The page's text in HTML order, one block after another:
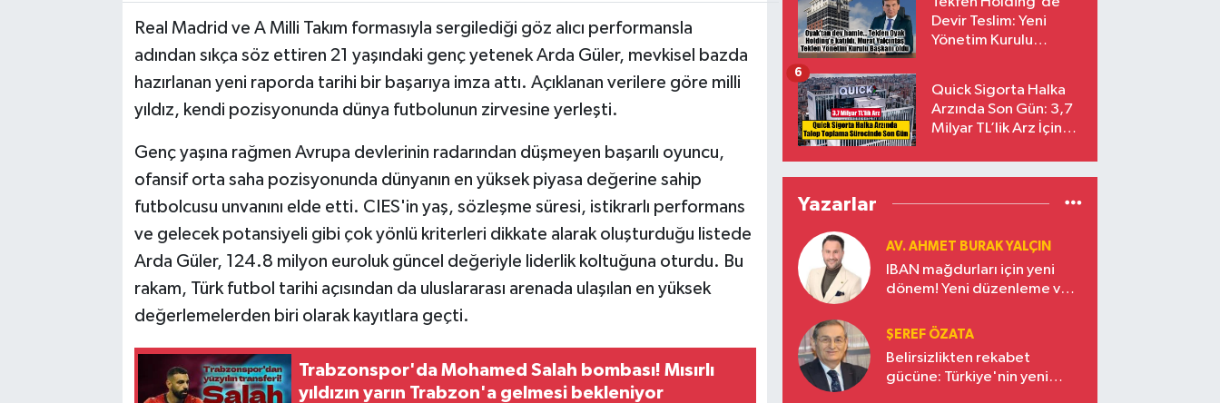
Real Madrid ve A Milli Takım formasıyla sergilediği göz alıcı performansla
adından sıkça söz ettiren 21 yaşındaki genç yetenek Arda Güler, mevkisel bazda
hazırlanan yeni raporda tarihi bir başarıya imza attı. Açıklanan verilere göre milli
yıldız, kendi pozisyonunda dünya futbolunun zirvesine yerleşti.
Genç yaşına rağmen Avrupa devlerinin radarından düşmeyen başarılı oyuncu,
ofansif orta saha pozisyonunda dünyanın en yüksek piyasa değerine sahip
futbolcusu unvanını elde etti. CIES'in yaş, sözleşme süresi, istikrarlı performans
ve gelecek potansiyeli gibi çok yönlü kriterleri dikkate alarak oluşturduğu listede
Arda Güler, 124.8 milyon euroluk güncel değeriyle liderlik koltuğuna oturdu. Bu
rakam, Türk futbol tarihi açısından da uluslararası arenada ulaşılan en yüksek
değerlemelerden biri olarak kayıtlara geçti.
Trabzonspor'da Mohamed Salah bombası! Mısırlı
yıldızın yarın Trabzon'a gelmesi bekleniyor
Devir Teslim: Yeni
Yönetim Kurulu
Quick Sigorta Halka
Arzında Son Gün: 3,7
Milyar TL’lik Arz İçin
Eriyor
6
Yazarlar
AV. AHMET BURAK YALÇIN
IBAN mağdurları için yeni
dönem! Yeni düzenleme ve
ŞEREF ÖZATA
Belirsizlikten rekabet
gücüne: Türkiye'nin yeni